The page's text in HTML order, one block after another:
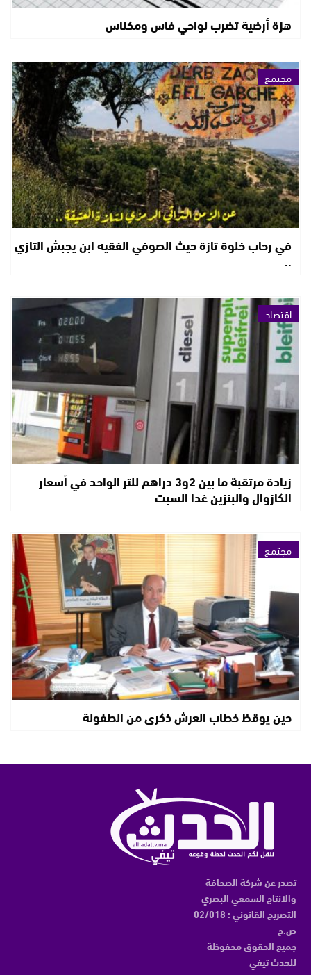
هزة أرضية تضرب نواحي فاس ومكناس
مجتمع
في رحاب خلوة تازة حيث الصوفي الفقيه ابن يجبش التازي
..
اقتصاد
زيادة مرتقبة ما بين 2و3 دراهم للتر الواحد في أسعار
الكازوال والبنزين غدا السبت
مجتمع
حين يوقظ خطاب العرش ذكرى من الطفولة
تصدر عن شركة الصحافة
والانتاج السمعي البصري
التصريح القانوني : 02/018
ص.ح
جميع الحقوق محفوظة
للحدث تيفي